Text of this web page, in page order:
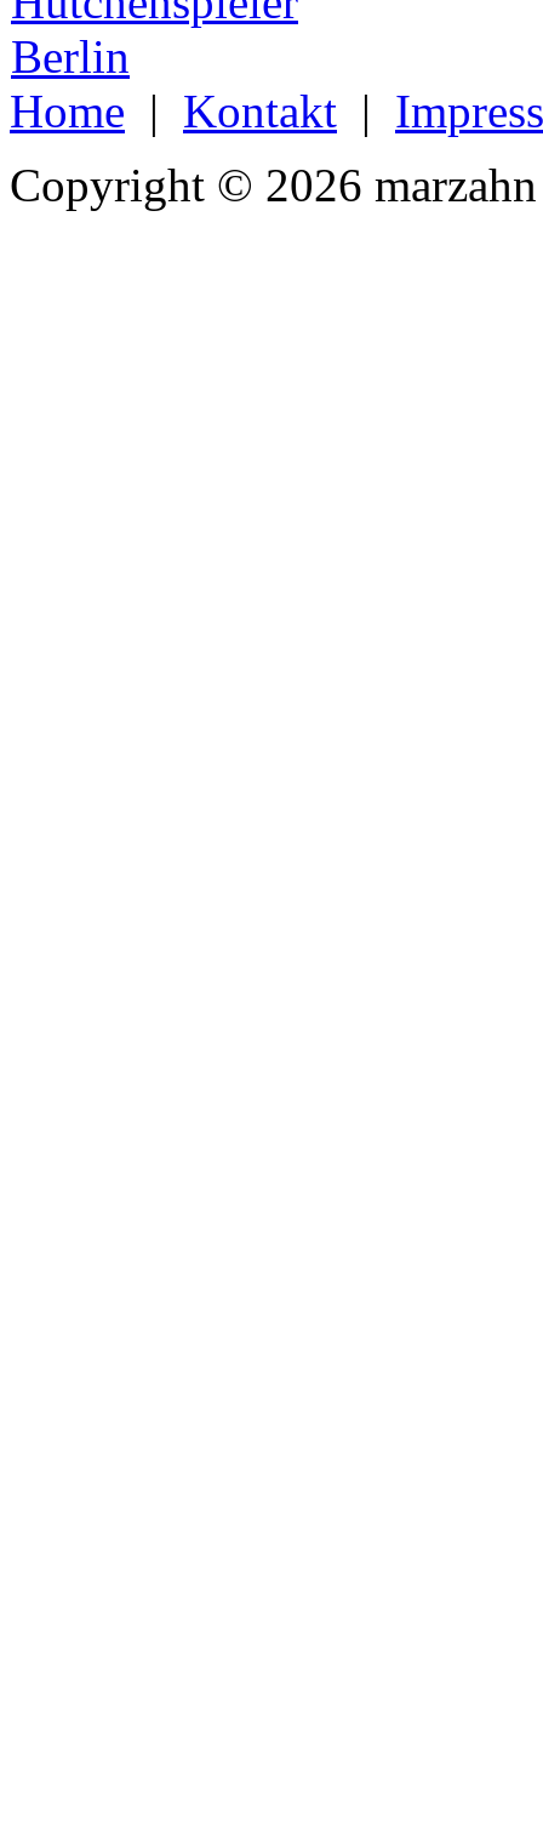
Home | Kontakt |
Copyright © 2026